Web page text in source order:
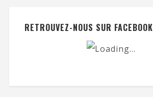
RETROUVEZ-NOUS SUR FACEBOOK